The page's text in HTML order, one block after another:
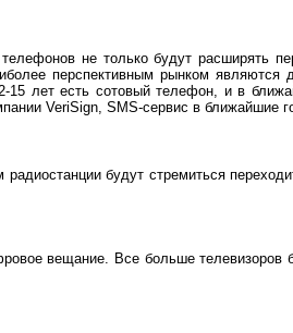
не только будут расширять
перспективным рынком
лет есть сотовый телефон, и в
VeriSign, SMS-сервис в ближайшие
будут стремиться
вещание. Все больше